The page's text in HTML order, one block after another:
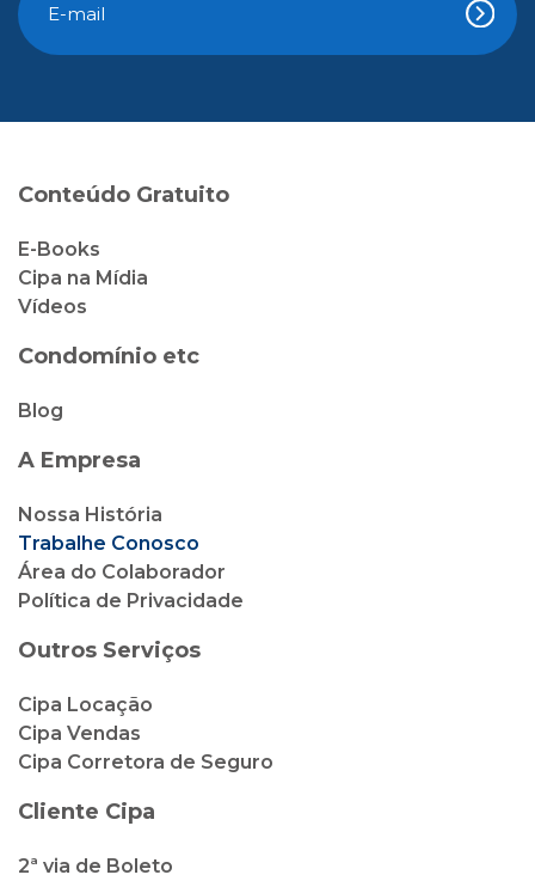
Conteúdo Gratuito
E-Books
Cipa na Mídia
Vídeos
Condomínio etc
Blog
A Empresa
Nossa História
Trabalhe Conosco
Área do Colaborador
Política de Privacidade
Outros Serviços
Cipa Locação
Cipa Vendas
Cipa Corretora de Seguro
Cliente Cipa
2ª via de Boleto